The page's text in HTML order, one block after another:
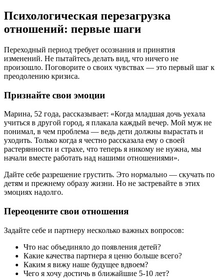
Психологическая перезагрузка
отношений: первые шаги
Переходный период требует осознания и принятия
изменений. Не пытайтесь делать вид, что ничего не
произошло. Поговорите о своих чувствах — это первый шаг к
преодолению кризиса.
Признайте свои эмоции
Марина, 52 года, рассказывает: «Когда младшая дочь уехала
учиться в другой город, я плакала каждый вечер. Мой муж не
понимал, в чем проблема — ведь дети должны вырастать и
уходить. Только когда я честно рассказала ему о своей
растерянности и страхе, что теперь я никому не нужна, мы
начали вместе работать над нашими отношениями».
Дайте себе разрешение грустить. Это нормально — скучать по
детям и прежнему образу жизни. Но не застревайте в этих
эмоциях надолго.
Переоцените свои отношения
Задайте себе и партнеру несколько важных вопросов:
Что нас объединяло до появления детей?
Какие качества партнера я ценю больше всего?
Каким я вижу наше будущее вдвоем?
Чего я хочу достичь в ближайшие 5-10 лет?